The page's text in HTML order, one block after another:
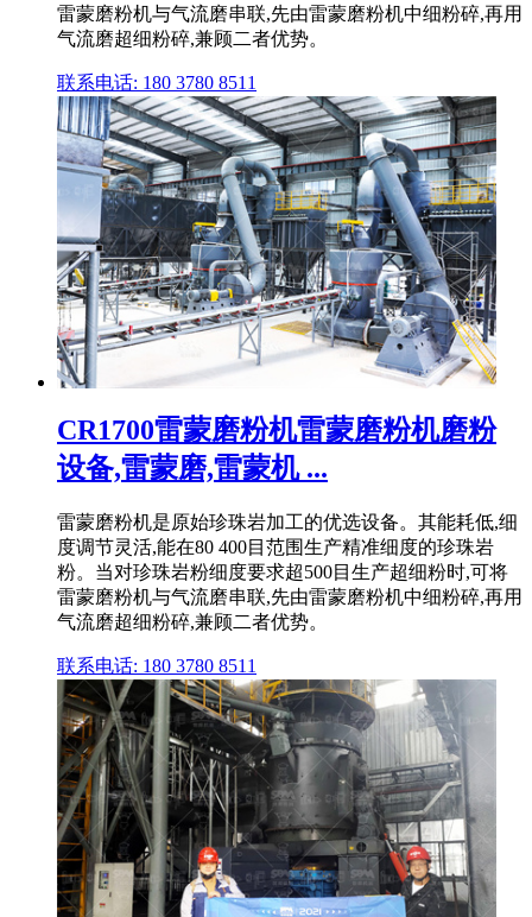
雷蒙磨粉机与气流磨串联,先由雷蒙磨粉机中细粉碎,再用
气流磨超细粉碎,兼顾二者优势。
联系电话: 180 3780 8511
CR1700雷蒙磨粉机雷蒙磨粉机磨粉
设备,雷蒙磨,雷蒙机 ...
雷蒙磨粉机是原始珍珠岩加工的优选设备。其能耗低,细
度调节灵活,能在80 400目范围生产精准细度的珍珠岩
粉。当对珍珠岩粉细度要求超500目生产超细粉时,可将
雷蒙磨粉机与气流磨串联,先由雷蒙磨粉机中细粉碎,再用
气流磨超细粉碎,兼顾二者优势。
联系电话: 180 3780 8511